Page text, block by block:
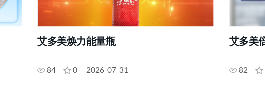
艾多美焕力能量瓶
84 0 2026-07-31
艾多美
82